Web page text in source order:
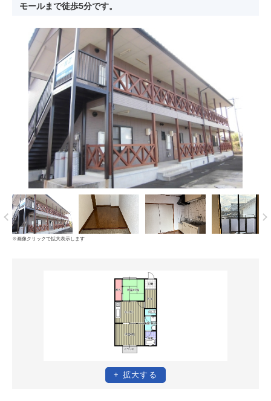
モールまで徒歩5分です。
+ 拡大する
※画像クリックで拡大表示します